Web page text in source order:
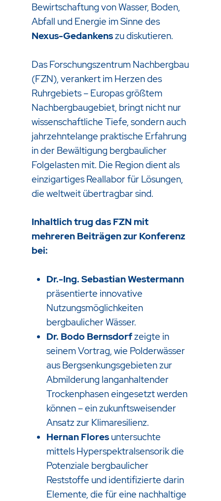
Bewirtschaftung von Wasser, Boden,
Abfall und Energie im Sinne des
Nexus-Gedankenszu diskutieren.
Das Forschungszentrum Nachbergbau
(FZN), verankert im Herzen des
Ruhrgebiets – Europas größtem
Nachbergbaugebiet, bringt nicht nur
wissenschaftliche Tiefe, sondern auch
jahrzehntelange praktische Erfahrung
in der Bewältigung bergbaulicher
Folgelasten mit. Die Region dient als
einzigartiges Reallabor für Lösungen,
die weltweit übertragbar sind.
Inhaltlich trug das FZN mit
mehreren Beiträgen zur Konferenz
bei:
Dr.-Ing. Sebastian Westermann
präsentierte innovative
Nutzungsmöglichkeiten
bergbaulicher Wässer.
Dr. Bodo Bernsdorfzeigte in
seinem Vortrag, wie Polderwässer
aus Bergsenkungsgebieten zur
Abmilderung langanhaltender
Trockenphasen eingesetzt werden
können – ein zukunftsweisender
Ansatz zur Klimaresilienz.
Hernan Flores untersuchte
mittels Hyperspektralsensorik die
Potenziale bergbaulicher
Reststoffe und identifizierte darin
Elemente, die für eine nachhaltige